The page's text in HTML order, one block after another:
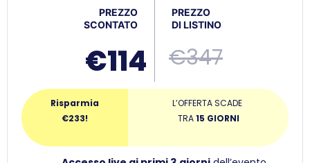
PREZZO
SCONTATO
€114
PREZZO
DI LISTINO
€347
Risparmia
€233!
L’OFFERTA SCADE
TRA15 GIORNI